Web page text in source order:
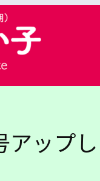
ップし